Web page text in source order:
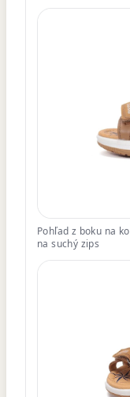
Pohľad z boku na
na suchý zips